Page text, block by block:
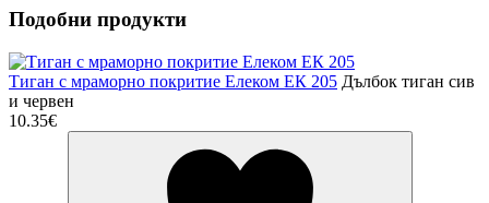
Подобни продукти
Тиган с мраморно покритие Елеком ЕК 205 Дълбок тиган сив
и червен
10.35€